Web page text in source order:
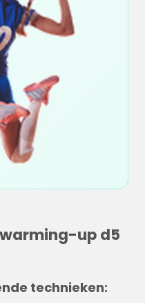
up d5
technieken: